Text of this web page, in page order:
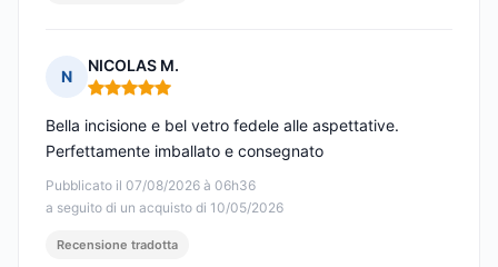
N
NICOLAS M.
Nota: 5 su 5
Pubblicato il 07/08/2026 à 06h36
a seguito di un acquisto di 10/05/2026
Bella incisione e bel vetro fedele alle aspettative.
Perfettamente imballato e consegnato
Recensione tradotta